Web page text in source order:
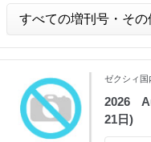
ゼクシィ国
2026
21日)